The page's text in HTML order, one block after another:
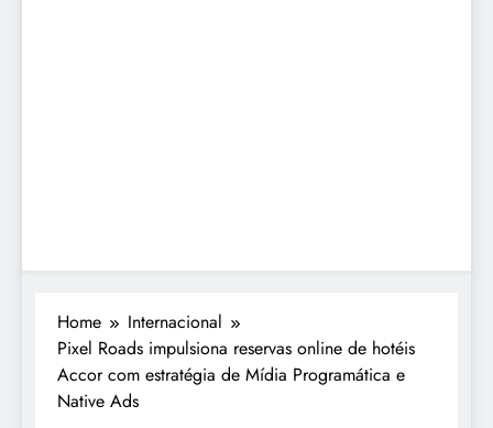
Home
Internacional
Pixel Roads impulsiona reservas online de hotéis
Accor com estratégia de Mídia Programática e
Native Ads